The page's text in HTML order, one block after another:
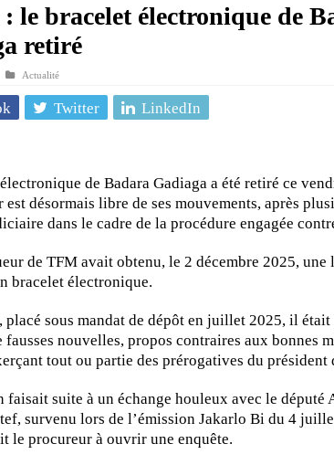
: le bracelet électronique de
retiré
Actualité
Twitter LinkedIn
de Badara Gadiaga a été retiré ce
désormais libre de ses mouvements, après
dans le cadre de la procédure engagée
de TFM avait obtenu, le 2 décembre 2025,
bracelet électronique.
placé sous mandat de dépôt en juillet 2025, il
nouvelles, propos contraires aux bonnes
tout ou partie des prérogatives du président
faisait suite à un échange houleux avec le député
survenu lors de l’émission Jakarlo Bi du 4
le procureur à ouvrir une enquête.